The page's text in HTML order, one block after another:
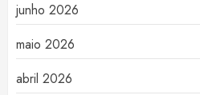
junho 2026
maio 2026
abril 2026